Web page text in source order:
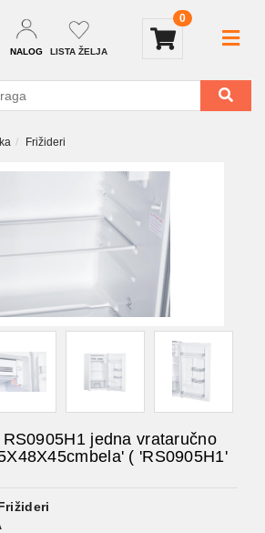
NALOG LISTA ŽELJA
0
Frižideri
jedna vrataručno
( 'RS0905H1'